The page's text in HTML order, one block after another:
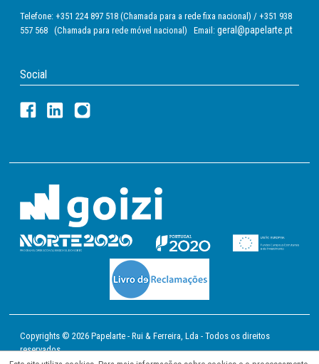
Telefone: +351 224 897 518 (Chamada para a rede fixa nacional) / +351 938
557 568 (Chamada para rede móvel nacional) Email: geral@papelarte.pt
Social
Copyrights © 2026 Papelarte - Rui & Ferreira, Lda - Todos os direitos
reservados